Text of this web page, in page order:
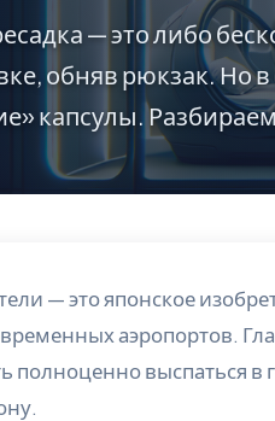
— это либо
обняв рюкзак. Но
капсулы.
— это японское
аэропортов.
полноценно выспаться